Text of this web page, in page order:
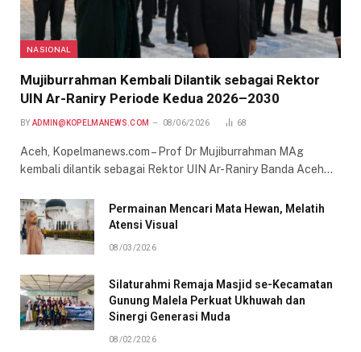
NASIONAL
Mujiburrahman Kembali Dilantik sebagai Rektor
UIN Ar-Raniry Periode Kedua 2026–2030
BY ADMIN@KOPELMANEWS.COM 08/06/2026 68
Aceh, Kopelmanews.com – Prof Dr Mujiburrahman MAg
kembali dilantik sebagai Rektor UIN Ar-Raniry Banda Aceh…
Permainan Mencari Mata Hewan, Melatih
Atensi Visual
08/03/2026
Silaturahmi Remaja Masjid se-Kecamatan
Gunung Malela Perkuat Ukhuwah dan
Sinergi Generasi Muda
08/02/2026